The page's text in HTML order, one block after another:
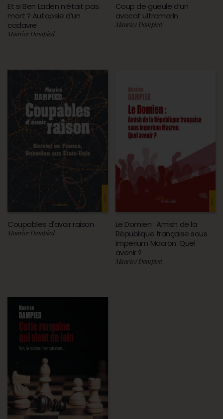
Et si Ben Laden n’était pas
mort ? Autopsie d’un
cadavre
Maurice Dampied
Coup de gueule d’un
avocat ultramarin
Maurice Dampied
Coupables d'avoir raison
Maurice Dampied
Le Domien : Amish de la
République française sous
imperium Macron. Quel
avenir ?
Maurice Dampied